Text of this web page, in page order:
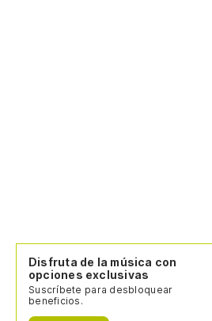
Disfruta de la música con
opciones exclusivas
Suscríbete para desbloquear
beneficios.